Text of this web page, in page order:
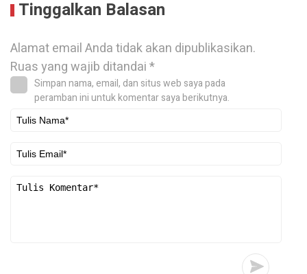
Tinggalkan Balasan
Alamat email Anda tidak akan dipublikasikan.
Ruas yang wajib ditandai*
Simpan nama, email, dan situs web saya pada
peramban ini untuk komentar saya berikutnya.